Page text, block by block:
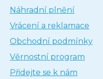
Náhradní plnění
Vrácení a reklamace
Obchodní podmínky
Věrnostní program
Přidejte se k nám